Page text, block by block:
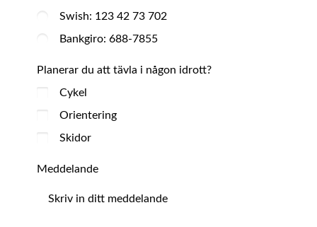
Swish: 123 42 73 702
Bankgiro: 688-7855
Planerar du att tävla i någon idrott?
Cykel
Orientering
Skidor
Meddelande